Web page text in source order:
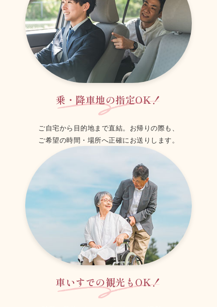
乗・降車地の指定OK！
ご自宅から目的地まで直結。お帰りの際も、
ご希望の時間・場所へ正確にお送りします。
車いすでの観光もOK！